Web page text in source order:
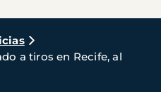
a tiros en Recife, al